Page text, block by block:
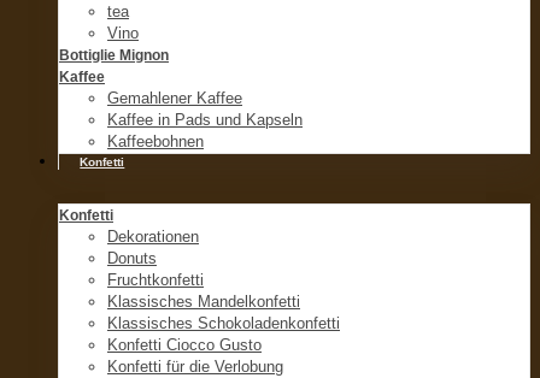
tea
Vino
Bottiglie Mignon
Kaffee
Gemahlener Kaffee
Kaffee in Pads und Kapseln
Kaffeebohnen
Konfetti
Konfetti
Dekorationen
Donuts
Fruchtkonfetti
Klassisches Mandelkonfetti
Klassisches Schokoladenkonfetti
Konfetti Ciocco Gusto
Konfetti für die Verlobung